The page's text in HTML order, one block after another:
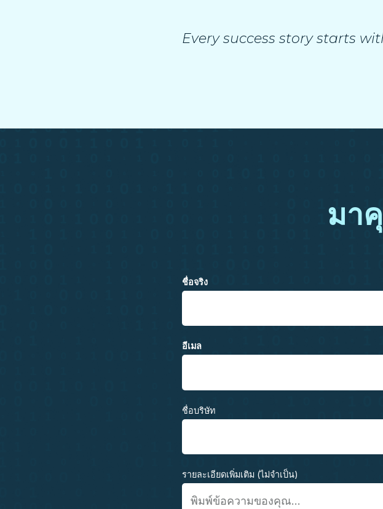
Every success story starts
มา
ชื่อจริง
อีเมล
ชื่อบริษัท
รายละเอียดเพิ่มเติม (ไม่จำเป็น)